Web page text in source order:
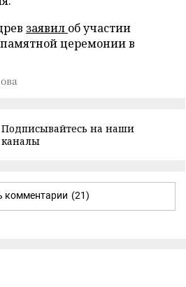
заявил об участии
церемонии в
Подписывайтесь на наши
каналы
комментарии (21)